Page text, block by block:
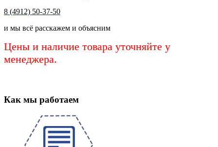
8 (4912) 50-37-50
и мы всё расскажем и объясним
Цены и наличие товара уточняйте у
менеджера.
Как мы работаем